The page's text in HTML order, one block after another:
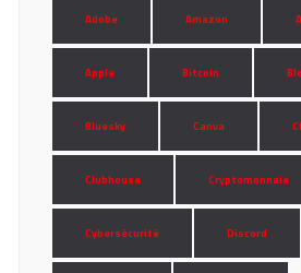
Adobe Amazon
Apple Bitcoin
Bluesky Canva
Clubhouse Cryptomonnaie
Cybersécurité Discord